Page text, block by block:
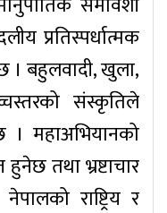
प्रतिस्पर्धात्मक
। बहुलवादी, खुला,
संस्कृतिले
महाअभियानको
तथा भ्रष्टाचार
राष्ट्रिय र